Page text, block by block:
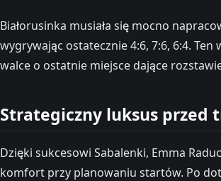
Białorusinka musiała się mocno
wygrywając ostatecznie 4:6, 7:6, 6:4.
walce o ostatnie miejsce dające
Strategiczny luksus przed
Dzięki sukcesowi Sabalenki, Emma
komfort przy planowaniu startów. Po